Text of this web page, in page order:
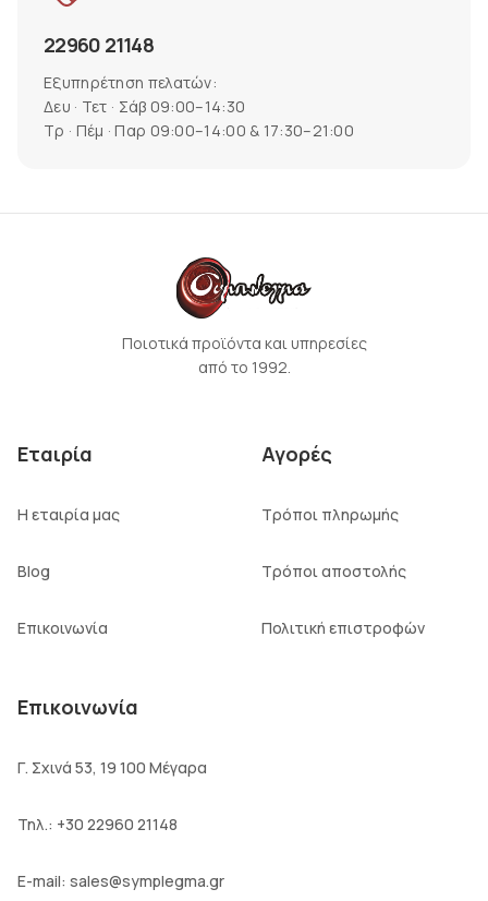
22960 21148
Εξυπηρέτηση πελατών:
Δευ · Τετ · Σάβ 09:00–14:30
Τρ · Πέμ · Παρ 09:00–14:00 & 17:30–21:00
Ποιοτικά προϊόντα και υπηρεσίες
από το 1992.
Εταιρία
Η εταιρία μας
Blog
Επικοινωνία
Αγορές
Τρόποι πληρωμής
Τρόποι αποστολής
Πολιτική επιστροφών
Επικοινωνία
Γ. Σχινά 53, 19 100 Μέγαρα
Τηλ.: +30 22960 21148
E-mail: sales@symplegma.gr